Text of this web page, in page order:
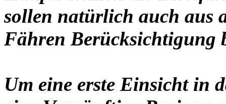
sollen natürlich auch aus
Fähren Berücksichtigung
Um eine erste Einsicht in